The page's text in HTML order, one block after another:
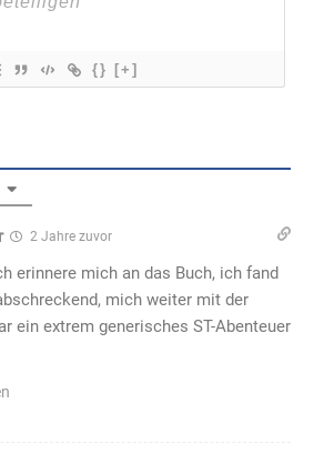
{} [+]
2 Jahre zuvor
erinnere mich an das Buch, ich fand
mich weiter mit der
ein extrem generisches ST-Abenteuer